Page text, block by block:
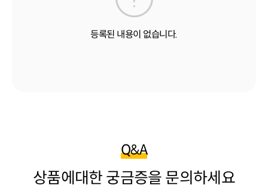
등록된 내용이 없습니다.
Q&A
상품에대한 궁금증을 문의하세요